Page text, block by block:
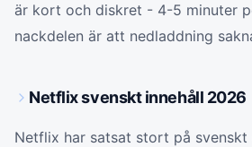
är kort och diskret - 4-5 minuter
nackdelen är att nedladdning
Netflix svenskt innehåll 2026
Netflix har satsat stort på svenskt